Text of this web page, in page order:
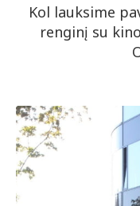
Kol lauksime
renginį su